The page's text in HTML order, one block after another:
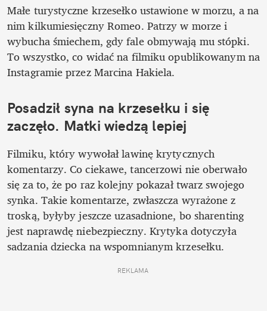
Małe turystyczne krzesełko ustawione w morzu, a na
nim kilkumiesięczny Romeo. Patrzy w morze i
wybucha śmiechem, gdy fale obmywają mu stópki.
To wszystko, co widać na filmiku opublikowanym na
Instagramie przez Marcina Hakiela.
Posadził syna na krzesełku i się
zaczęło. Matki wiedzą lepiej
Filmiku, który wywołał lawinę krytycznych
komentarzy. Co ciekawe, tancerzowi nie oberwało
się za to, że po raz kolejny pokazał twarz swojego
synka. Takie komentarze, zwłaszcza wyrażone z
troską, byłyby jeszcze uzasadnione, bo sharenting
jest naprawdę niebezpieczny. Krytyka dotyczyła
sadzania dziecka na wspomnianym krzesełku.
REKLAMA